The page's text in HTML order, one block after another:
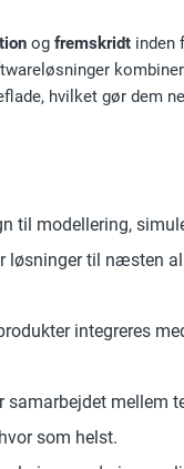
og fremskridt inden
hvilket gør dem
til modellering,
løsninger til næsten
integreres
samarbejdet mellem
som helst.